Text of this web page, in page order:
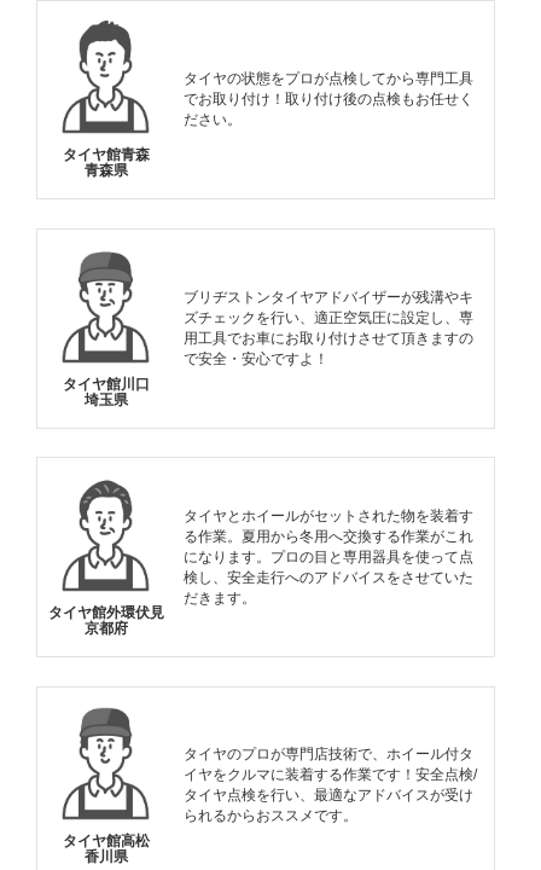
タイヤ館青森
青森県
タイヤの状態をプロが点検してから専門工具
でお取り付け！取り付け後の点検もお任せく
ださい。
タイヤ館川口
埼玉県
ブリヂストンタイヤアドバイザーが残溝やキ
ズチェックを行い、適正空気圧に設定し、専
用工具でお車にお取り付けさせて頂きますの
で安全・安心ですよ！
タイヤ館外環伏見
京都府
タイヤとホイールがセットされた物を装着す
る作業。夏用から冬用へ交換する作業がこれ
になります。プロの目と専用器具を使って点
検し、安全走行へのアドバイスをさせていた
だきます。
タイヤ館高松
香川県
タイヤのプロが専門店技術で、ホイール付タ
イヤをクルマに装着する作業です！安全点検/
タイヤ点検を行い、最適なアドバイスが受け
られるからおススメです。